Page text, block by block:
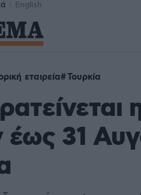
English
εταιρεία Τουρκία
31